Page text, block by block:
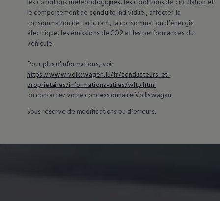
les conditions météorologiques, les conditions de circulation et
le comportement de conduite individuel, affecter la
consommation de carburant, la consommation d’énergie
électrique, les émissions de CO2 et les performances du
véhicule.
Pour plus d'informations, voir
https://www.volkswagen.lu/fr/conducteurs-et-
proprietaires/informations-utiles/wltp.html
ou contactez votre concessionnaire Volkswagen.
Sous réserve de modifications ou d’erreurs.